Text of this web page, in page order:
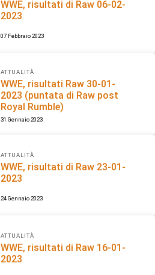
WWE, risultati di Raw 06-02-
2023
07 Febbraio 2023
ATTUALITÀ
WWE, risultati Raw 30-01-
2023 (puntata di Raw post
Royal Rumble)
31 Gennaio 2023
ATTUALITÀ
WWE, risultati di Raw 23-01-
2023
24 Gennaio 2023
ATTUALITÀ
WWE, risultati di Raw 16-01-
2023